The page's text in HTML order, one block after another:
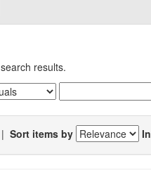
results.
| Sort items by